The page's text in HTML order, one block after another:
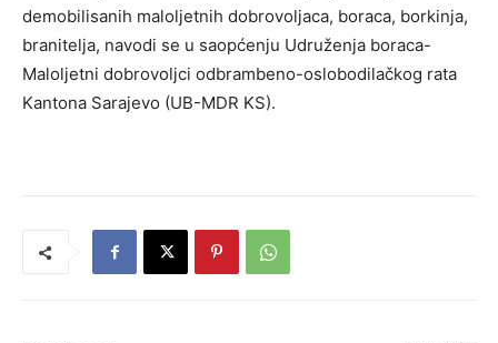
demobilisanih maloljetnih dobrovoljaca, boraca, borkinja,
branitelja, navodi se u saopćenju Udruženja boraca-
Maloljetni dobrovoljci odbrambeno-oslobodilačkog rata
Kantona Sarajevo (UB-MDR KS).